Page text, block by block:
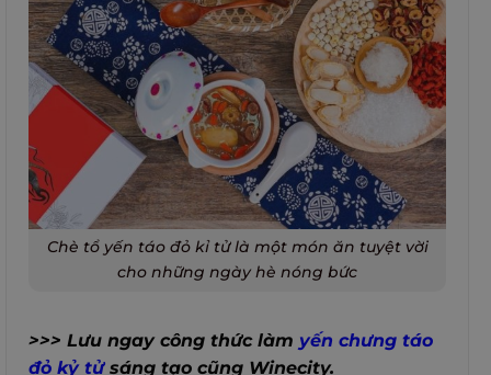
Chè tổ yến táo đỏ kỉ tử là một món ăn tuyệt vời
cho những ngày hè nóng bức
>>> Lưu ngay công thức làm yến chưng táo
đỏ kỷ tửsáng tạo cũng Winecity.